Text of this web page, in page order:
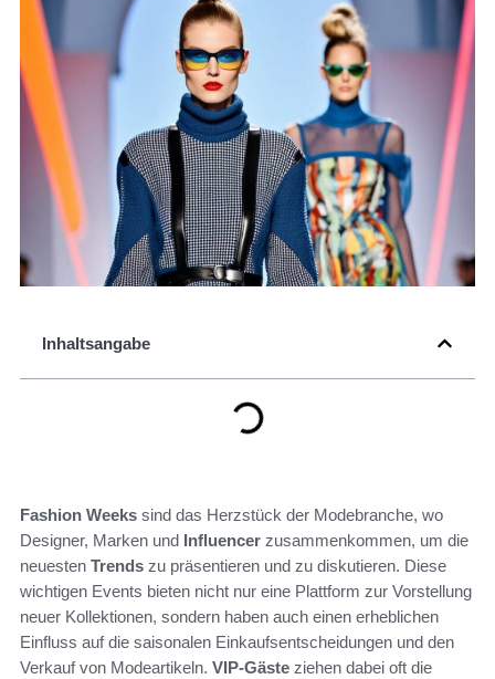
Inhaltsangabe
Fashion Weeks sind das Herzstück der Modebranche, wo
Designer, Marken und Influencer zusammenkommen, um die
neuesten Trends zu präsentieren und zu diskutieren. Diese
wichtigen Events bieten nicht nur eine Plattform zur Vorstellung
neuer Kollektionen, sondern haben auch einen erheblichen
Einfluss auf die saisonalen Einkaufsentscheidungen und den
Verkauf von Modeartikeln. VIP-Gäste ziehen dabei oft die